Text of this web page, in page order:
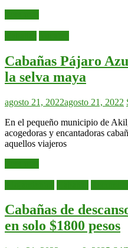
Cabañas Pájaro
la selva maya
agosto 21, 2022agosto 21, 2022
En el pequeño municipio de
acogedoras y encantadoras
aquellos viajeros
Cabañas de
en solo $1800 pesos